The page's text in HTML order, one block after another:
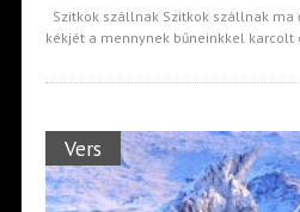
Szitkok szállnak Szitkok szállnak
kékjét a mennynek bűneinkkel
Vers